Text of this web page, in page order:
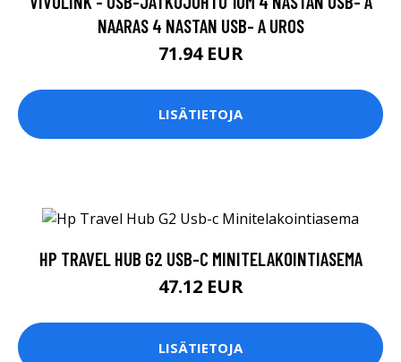
NAARAS 4 NASTAN USB- A UROS
71.94 EUR
LISÄTIETOJA
HP TRAVEL HUB G2 USB-C MINITELAKOINTIASEMA
47.12 EUR
LISÄTIETOJA